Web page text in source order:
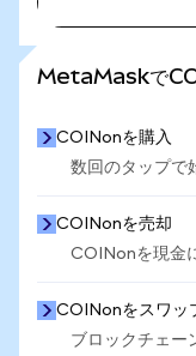
MetaMaskで
COINonを購入
数回のタップで
COINonを売却
COINonを現金
COINonをスワッ
ブロックチェー